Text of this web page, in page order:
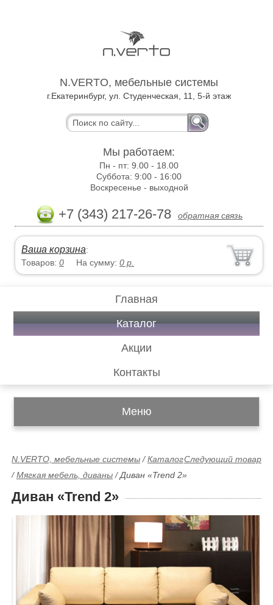
N.VERTO, мебельные системы
г.Екатеринбург, ул. Студенческая, 11, 5-й этаж
Мы работаем:
Пн - пт:9.00 - 18.00
Суббота:9:00 - 16:00
Воскресенье - выходной
+7 (343) 217-26-78 обратная связь
Ваша корзина:
Товаров:0 На сумму:0 р.
Главная
Каталог
Акции
Контакты
Меню
Следующий товар
N.VERTO, мебельные системы /Каталог
/Мягкая мебель, диваны /Диван «Trend 2»
Диван «Trend 2»